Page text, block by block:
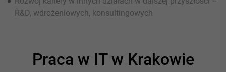
R&D, wdrożeniowych, konsultingowych
Praca w IT w Krakowie